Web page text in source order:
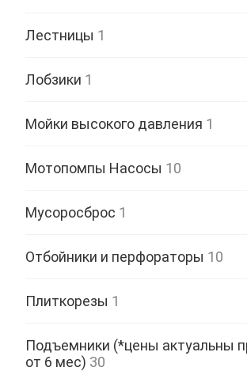
Лестницы 1
Лобзики 1
Мойки высокого давления 1
Мотопомпы Насосы 10
Мусоросброс 1
Отбойники и перфораторы 10
Плиткорезы 1
Подъемники (*цены актуальны
от 6 мес) 30